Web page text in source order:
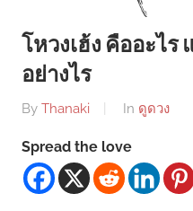
โหวงเฮ้ง คืออะไ
อย่างไร
By Thanaki In ดูดวง
Spread the love